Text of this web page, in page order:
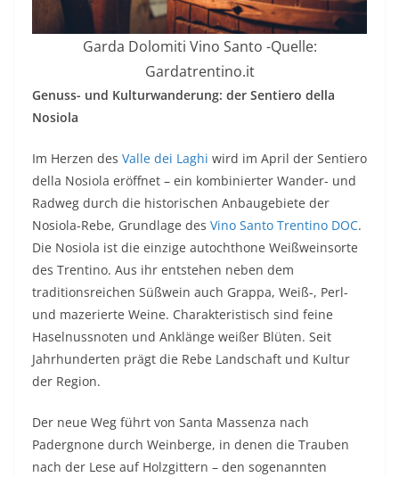
Garda Dolomiti Vino Santo -Quelle:
Gardatrentino.it
Genuss- und Kulturwanderung: der Sentiero della
Nosiola
Im Herzen des Valle dei Laghi wird im April der Sentiero
della Nosiola eröffnet – ein kombinierter Wander- und
Radweg durch die historischen Anbaugebiete der
Nosiola-Rebe, Grundlage des Vino Santo Trentino DOC.
Die Nosiola ist die einzige autochthone Weißweinsorte
des Trentino. Aus ihr entstehen neben dem
traditionsreichen Süßwein auch Grappa, Weiß-, Perl-
und mazerierte Weine. Charakteristisch sind feine
Haselnussnoten und Anklänge weißer Blüten. Seit
Jahrhunderten prägt die Rebe Landschaft und Kultur
der Region.
Der neue Weg führt von Santa Massenza nach
Padergnone durch Weinberge, in denen die Trauben
nach der Lese auf Holzgittern – den sogenannten